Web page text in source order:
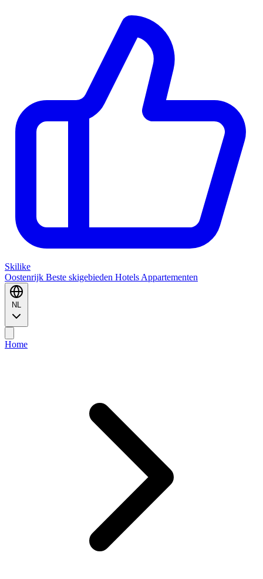
Skilike
Oostenrijk Beste skigebieden Hotels Appartementen
NL
Home